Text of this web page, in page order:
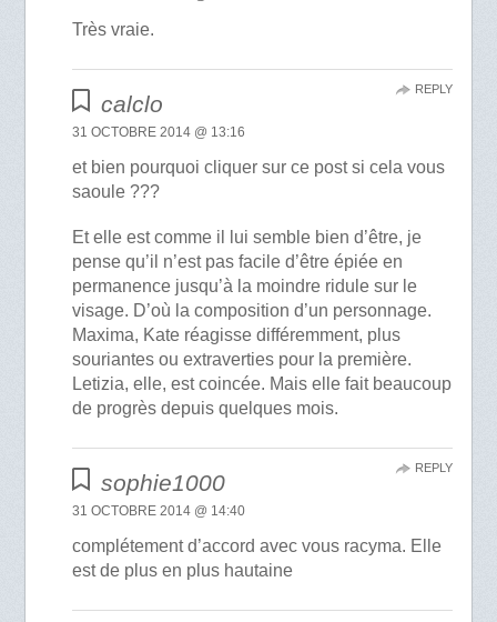
Très vraie.
calclo
31 OCTOBRE 2014 @ 13:16
et bien pourquoi cliquer sur ce post si cela vous
saoule ???
Et elle est comme il lui semble bien d’être, je
pense qu’il n’est pas facile d’être épiée en
permanence jusqu’à la moindre ridule sur le
visage. D’où la composition d’un personnage.
Maxima, Kate réagisse différemment, plus
souriantes ou extraverties pour la première.
Letizia, elle, est coincée. Mais elle fait beaucoup
de progrès depuis quelques mois.
REPLY
sophie1000
31 OCTOBRE 2014 @ 14:40
complétement d’accord avec vous racyma. Elle
est de plus en plus hautaine
REPLY